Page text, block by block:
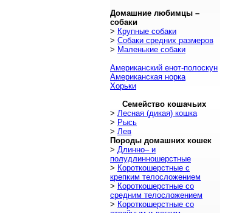
Домашние любимцы –
собаки
> Крупные собаки
> Собаки средних размеров
> Маленькие собаки
Американский енот-полоскун
Американская норка
Хорьки
Семейство кошачьих
> Лесная (дикая) кошка
> Рысь
> Лев
Породы домашних кошек
> Длинно– и
полудлинношерстные
> Короткошерстные с
крепким телосложением
> Короткошерстные со
средним телосложением
> Короткошерстные со